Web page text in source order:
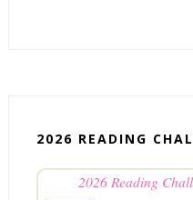
2026 READING
2026 Reading